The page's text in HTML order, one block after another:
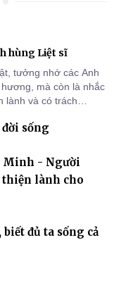
hùng Liệt sĩ
tưởng nhớ các Anh
mà còn là nhắc
lành và có trách
sống
Minh - Người
lành cho
đủ ta sống cả